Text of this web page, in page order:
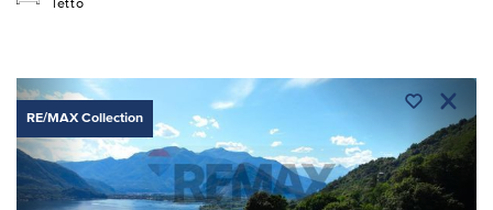
letto
RE/MAX Collection